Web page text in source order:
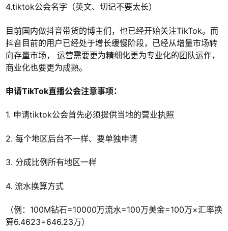
4.tiktok公会名字（英文、切记不要太长）
目前国内做抖音带货的博主们，也已经开始关注TikTok。而
抖音目前的用户已经处于增长缓慢阶段，已经从增量市场转
向存量市场， 运营需要更为精细化更为专业化的团队运作，
商业化也要更为成熟。
申请TikTok直播公会注意事项：
1. 申请tiktok公会首先必须提供当地的营业执照
2. 每个地区后台不一样、要单独申请
3. 分成比例所有地区一样
4. 流水换算方式
（例：100M钻石=10000万流水=100万美金=100万×汇率换
算6.4623=646.23万）